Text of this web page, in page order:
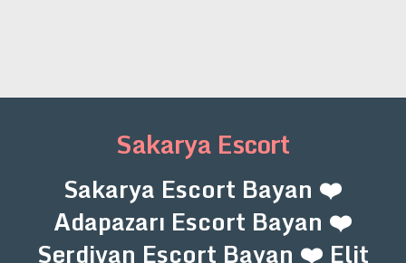
Sakarya Escort
Sakarya Escort Bayan ❤️
Adapazarı Escort Bayan ❤️
Serdivan Escort Bayan ❤️ Elit